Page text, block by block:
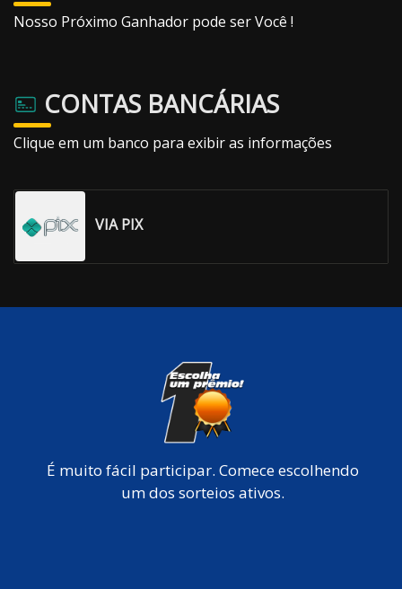
Nosso Próximo Ganhador pode ser Você !
CONTAS BANCÁRIAS
Clique em um banco para exibir as informações
VIA PIX
É muito fácil participar. Comece escolhendo
um dos sorteios ativos.